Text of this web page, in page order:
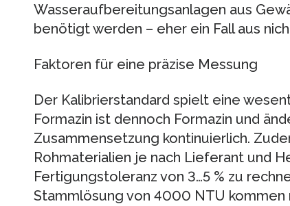
Wasseraufbereitungsanlagen aus
benötigt werden – eher ein Fall aus
Faktoren für eine präzise Messung
Der Kalibrierstandard spielt eine
Formazin ist dennoch Formazin und
Zusammensetzung kontinuierlich.
Rohmaterialien je nach Lieferant und
Fertigungstoleranz von 3…5 % zu
Stammlösung von 4000 NTU kommen